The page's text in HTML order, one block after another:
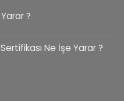
?
Ne İşe Yarar ?